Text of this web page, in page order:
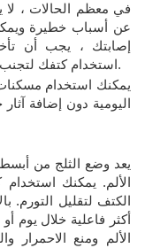
في معظم الحالات ، لا
عن أسباب خطيرة
إصابتك ، يجب أن
استخدام كتفك لتجنب التسبب في الألم أو تفاقم المنطقة المصابة.
يمكنك استخدام
اليومية دون إضافة
يعد وضع الثلج من
الألم. يمكنك
الكتف لتقليل التورم.
أكثر فاعلية خلال يوم
الألم ومنع الاحمرار